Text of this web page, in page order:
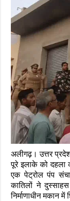
अलीगढ़। उत्तर
पूरे इलाके को दहला
एक पेट्रोल पंप
कातिलों ने
निर्माणाधीन मकान